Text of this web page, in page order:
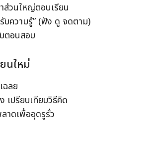
ส่วนใหญ่ตอนเรียน
รับความรู้” (ฟัง ดู จดตาม)
ตอนสอบ
นใหม่
ฉลย
เปรียบเทียบวิธีคิด
าดเพื่ออุดรูรั่ว